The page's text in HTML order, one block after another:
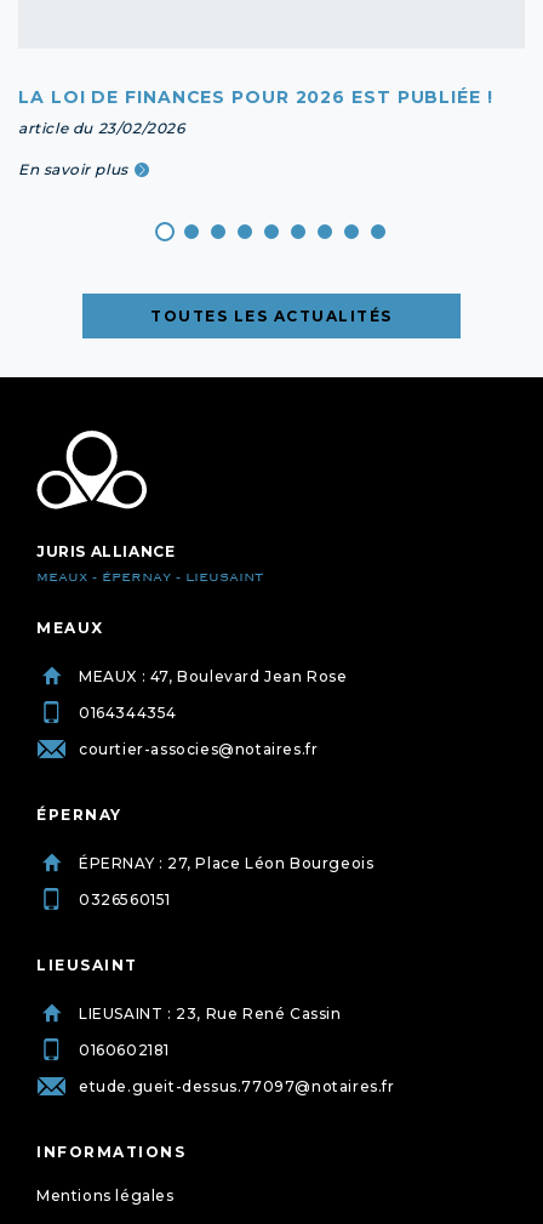
LA LOI DE FINANCES POUR 2026 EST PUBLIÉE !
article du 23/02/2026
En savoir plus
TOUTES LES ACTUALITÉS
JURIS ALLIANCE
MEAUX - ÉPERNAY - LIEUSAINT
MEAUX
MEAUX : 47, Boulevard Jean Rose
0164344354
courtier-associes@notaires.fr
ÉPERNAY
ÉPERNAY : 27, Place Léon Bourgeois
0326560151
LIEUSAINT
LIEUSAINT : 23, Rue René Cassin
0160602181
etude.gueit-dessus.77097@notaires.fr
INFORMATIONS
Mentions légales